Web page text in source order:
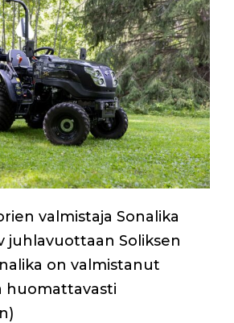
valmistaja Sonalika
juhlavuottaan Soliksen
on valmistanut
huomattavasti